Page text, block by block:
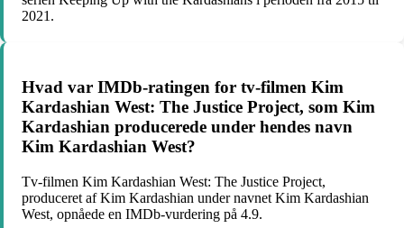
2021.
Hvad var IMDb-ratingen for tv-filmen Kim
Kardashian West: The Justice Project, som Kim
Kardashian producerede under hendes navn
Kim Kardashian West?
Tv-filmen Kim Kardashian West: The Justice Project,
produceret af Kim Kardashian under navnet Kim Kardashian
West, opnåede en IMDb-vurdering på 4.9.